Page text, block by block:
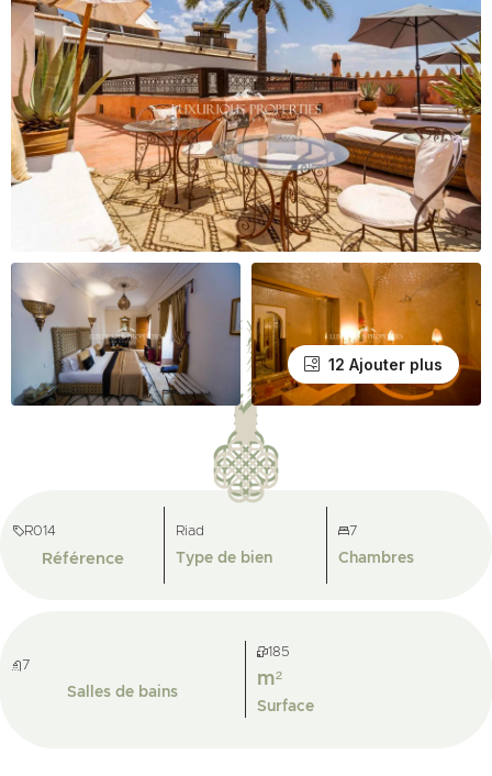
12 Ajouter plus
R014
Référence
Riad
Type de bien
7
Chambres
7
Salles de bains
m²
185
Surface